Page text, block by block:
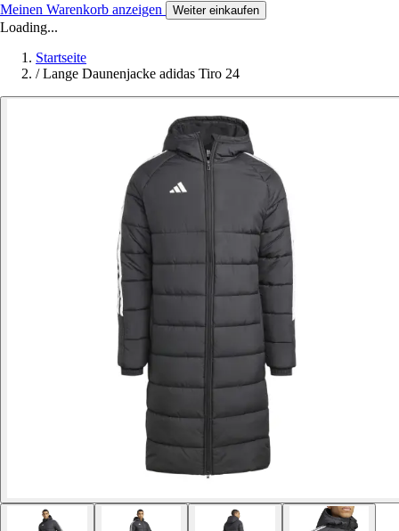
Meinen Warenkorb anzeigen Weiter einkaufen
Loading...
Startseite
/ Lange Daunenjacke adidas Tiro 24